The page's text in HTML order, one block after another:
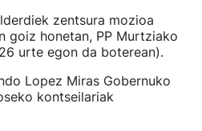
zentsura mozioa
goiz honetan, PP Murtziako
urte egon da boterean).
Lopez Miras Gobernuko
kontseilariak